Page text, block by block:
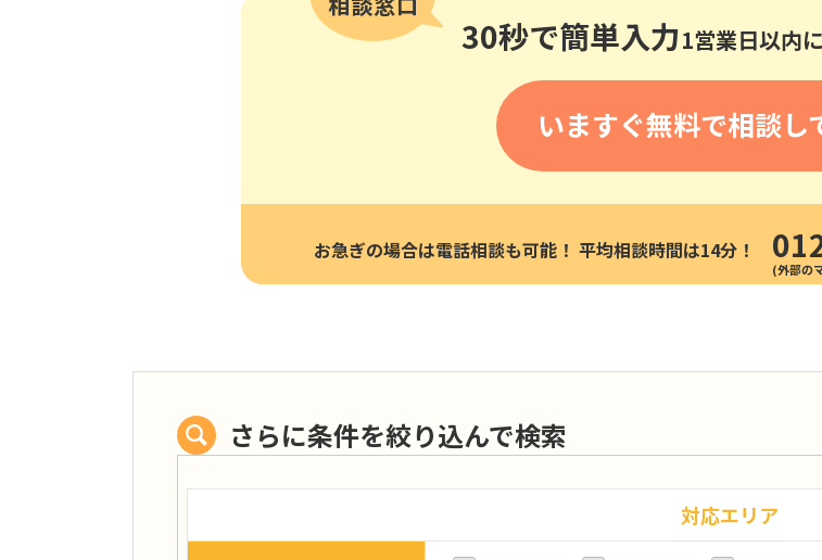
講師
販売
その他
30秒で簡単入力1営業日以内
いますぐ無料で相談
お急ぎの場合は電話相談も可能！平均相談時間は14分！
さらに条件を絞り込んで検索
対応エリア